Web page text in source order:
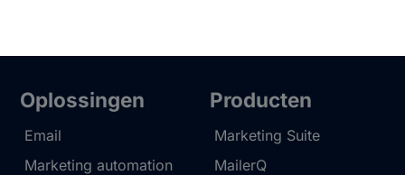
Oplossingen
Email
Marketing automation
Producten
Marketing Suite
MailerQ